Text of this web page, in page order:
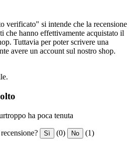
verificato" si intende che la recensione
che hanno effettivamente acquistato il
Tuttavia per poter scrivere una
avere un account sul nostro shop.
ha poca tenuta
Sì (0) No (1)